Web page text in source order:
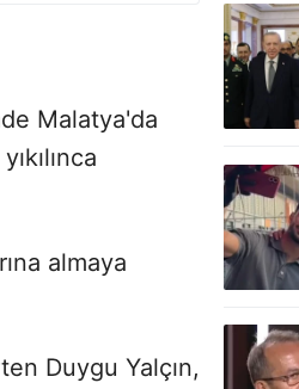
Malatya'da
almaya
Duygu Yalçın,